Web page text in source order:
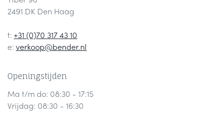
2491 DK Den Haag
t: +31 (0)70 317 43 10
e: verkoop@bender.nl
Openingstijden
Ma t/m do: 08:30 - 17:15
Vrijdag: 08:30 - 16:30